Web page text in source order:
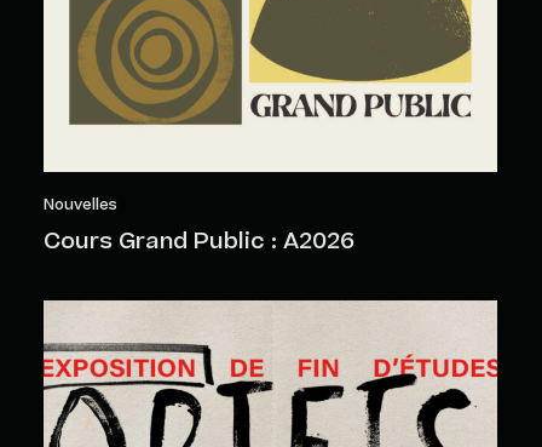
Nouvelles
Cours Grand Public : A2026
Objets sensibles